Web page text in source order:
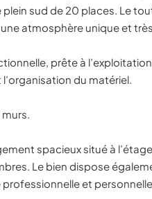
sud de 20 places. Le
atmosphère unique et
prête à
du matériel.
spacieux situé à
Le bien dispose
et